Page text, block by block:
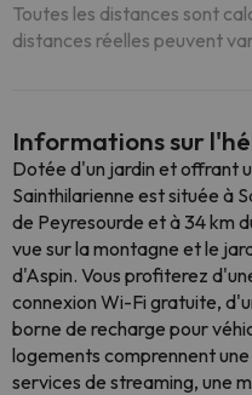
Toutes les distances sont
distances réelles peuvent
Informations sur
Dotée d'un jardin et offrant
Sainthilarienne est située à
de Peyresourde et à 34 km
vue sur la montagne et le
d'Aspin. Vous profiterez
connexion Wi-Fi gratuite,
borne de recharge pour
logements comprennent
services de streaming, une